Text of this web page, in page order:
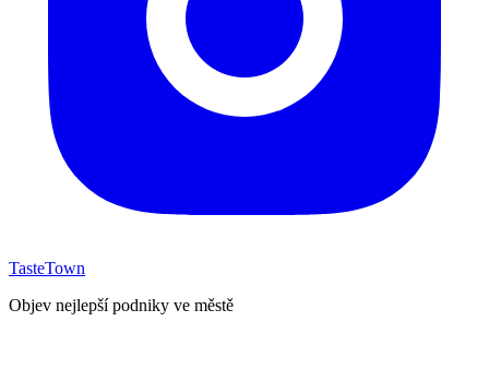
TasteTown
Objev nejlepší podniky ve městě